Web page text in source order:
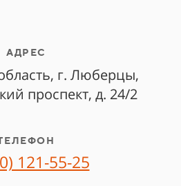
АДРЕС
г. Люберцы,
проспект, д. 24/2
121-55-25